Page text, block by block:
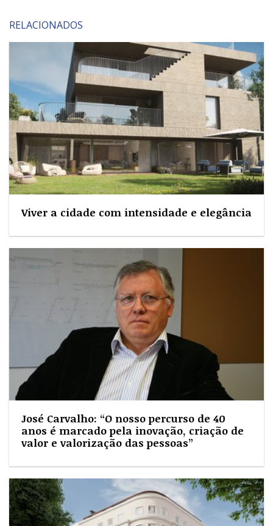
RELACIONADOS
Viver a cidade com intensidade e elegância
José Carvalho: “O nosso percurso de 40
anos é marcado pela inovação, criação de
valor e valorização das pessoas”